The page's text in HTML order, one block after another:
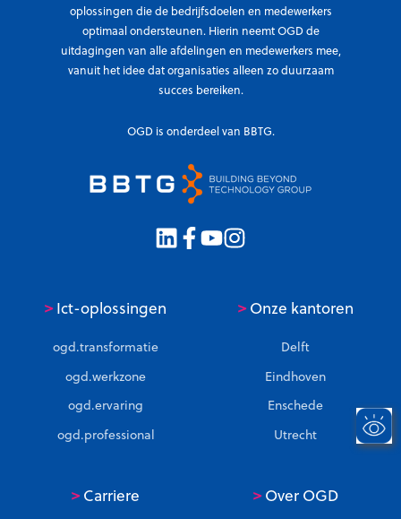
oplossingen die de bedrijfsdoelen en medewerkers
optimaal ondersteunen. Hierin neemt OGD de
uitdagingen van alle afdelingen en medewerkers mee,
vanuit het idee dat organisaties alleen zo duurzaam
succes bereiken.
OGD is onderdeel van BBTG.
>Ict-oplossingen
ogd.transformatie
ogd.werkzone
ogd.ervaring
ogd.professional
>Onze kantoren
Delft
Eindhoven
Enschede
Utrecht
>Carriere >Over OGD